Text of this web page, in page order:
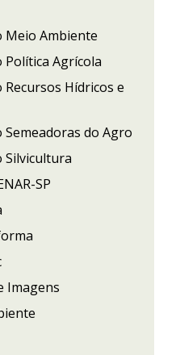
Meio Ambiente
Política Agrícola
Recursos Hídricos e
Semeadoras do Agro
Silvicultura
SP
Imagens